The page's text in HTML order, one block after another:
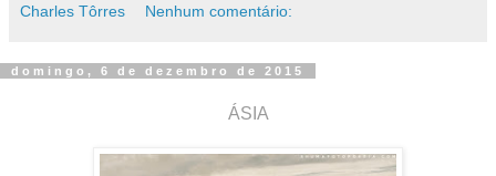
Charles Tôrres Nenhum comentário:
domingo, 6 de dezembro de 2015
ÁSIA